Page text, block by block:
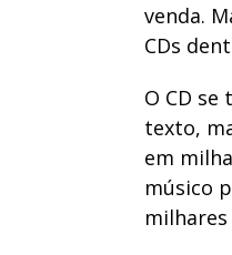
venda.
CDs
O CD
texto,
em
músico
milhares